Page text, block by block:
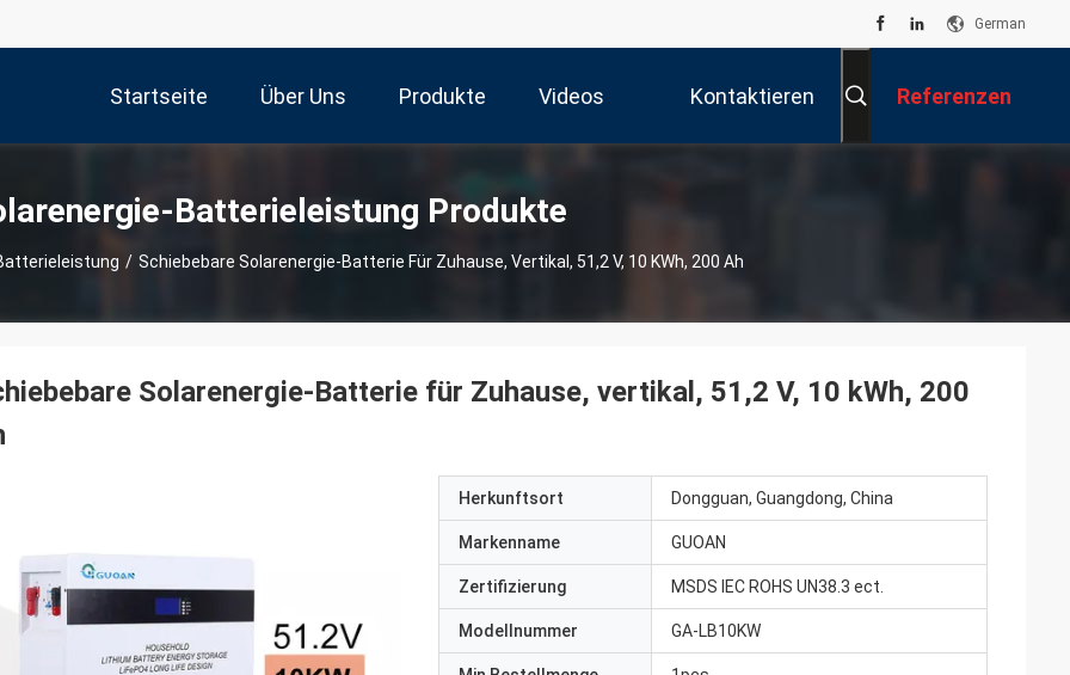
German
Startseite Über Uns Produkte Videos Kontaktieren Referenzen
Batterieleistung Produkte
/ Schiebebare Solarenergie-Batterie Für Zuhause, Vertikal, 51,2 V, 10 KWh, 200 Ah
Solarenergie-Batterie für Zuhause, vertikal, 51,2 V, 10 kWh, 200
Herkunftsort Dongguan, Guangdong, China
Markenname GUOAN
Zertifizierung MSDS IEC ROHS UN38.3 ect.
Modellnummer GA-LB10KW